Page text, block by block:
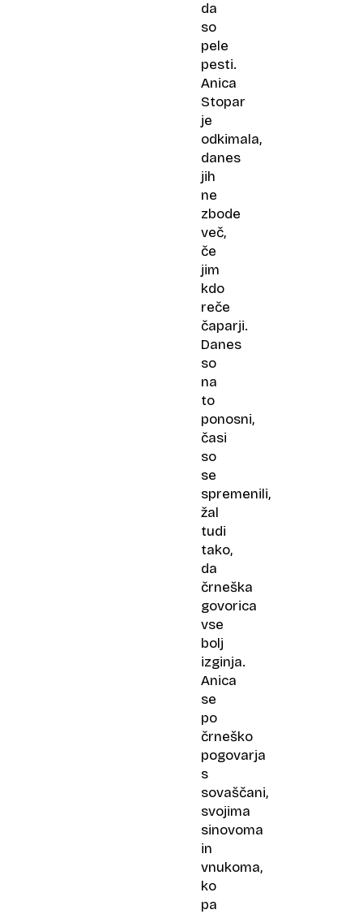
da
so
pele
pesti.
Anica
Stopar
je
odkimala,
danes
jih
ne
zbode
več,
če
jim
kdo
reče
čaparji.
Danes
so
na
to
ponosni,
časi
so
se
spremenili,
žal
tudi
tako,
da
črneška
govorica
vse
bolj
izginja.
Anica
se
po
črneško
pogovarja
s
sovaščani,
svojima
sinovoma
in
vnukoma,
ko
pa